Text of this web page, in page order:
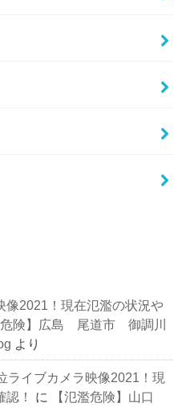
像2021！現在氾濫の状況や
危険】広島 尾道市 御調川
より
ライブカメラ映像2021！現
！
に
【氾濫危険】山口